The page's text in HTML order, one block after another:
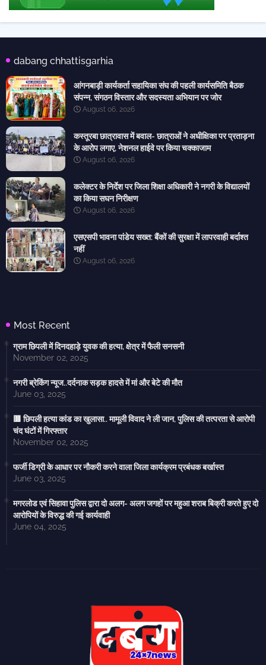
dabang chhattisgarhia
आंगनबाड़ी कार्यकर्ता सहायिका संघ की पहली कार्यसमिति बैठक
संपन्न, संगठन विस्तार और सदस्यता अभियान पर जोर
August 06, 2026
कस्तूरबा छात्रावास में बवाल- छात्राओं ने अधीक्षिका पर प्रताड़ना
के आरोप लगाए, नेशनल हाईवे पर किया चक्काजाम
August 06, 2026
कलेक्टर के निर्देश पर जिला शिक्षा अधिकारी ने नगरी के विद्यालयों
का किया सघन निरीक्षण
August 06, 2026
एसएसपी भावना पांडेय सख्त: बैंकों की सुरक्षा में लापरवाही बर्दाश्त
नहीं
August 06, 2026
Most Recent
ग्राम छिपली में दिनदहाड़े युवक की हत्या, क्षेत्र में फैली सनसनी
November 02, 2025
नगरी ब्रेकिंग न्यूज..दर्दनाक सड़क हादसे में मां और बेटे की मौत
June 03, 2025
🟥 छिपली हत्या कांड का खुलासा.. मामूली विवाद ने ली जान, पुलिस की तत्परता से आरोपी
चंद घंटों में गिरफ्तार
November 02, 2025
फर्जी डिग्री के आधार पर नौकरी करने वाला जिला कार्यक्रम प्रबंधक बर्खास्त
June 03, 2025
मगरलोड एवं सिहावा पुलिस द्वारा दो अलग- अलग जगहों पर महुआ शराब बिक्री करते हुए दो
आरोपियों के विरुद्ध की गई कार्यवाही
June 04, 2025